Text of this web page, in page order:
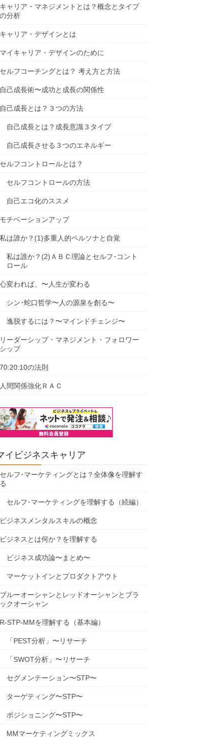
キャリア・マネジメントとは？概念とタイプ
の分析
キャリア・デザインとは
マイキャリア・デザインのために
セルフコーチングとは？ 考え方と方法
自己成長術〜成功と成長の関係性
自己成長とは？３つの方法
自己成長とは？成長意識３タイプ
自己成長させる３つのエネルギー
セルフコントロールとは？
セルフコントロールの方法
自己エコ化のススメ
モチベーションアップ
私は誰か？(1)多重人的ペルソナと自覚
私は誰か？(2)ＡＢＣ理論とセルフ･コント
ロール
心変われば、〜人生が変わる
シン･蛇口哲学〜人の源泉を創る〜
逸脱するには？〜マインドチェンジ〜
リーダーシップ・マネジメント・フォロワー
シップ
70:20:10の法則
人間関係強化ＲＡＣ
イビジネスキャリア
セルフ･マーケティングとは？全体像を理解す
る
セルフ･マーケティングを理解する（続編）
ビジネスメンタルスキルの概念
ビジネスとは何か？を理解する
ビジネス成功論〜まとめ〜
マーケットインとプロダクトアウト
ブルーオーシャンとレッドオーシャンとブラ
ックオーシャン
R-STP-MMを理解する（基本編）
「PEST分析」〜リサーチ
「SWOT分析」〜リサーチ
セグメンテーション〜STP〜
ターゲティング〜STP〜
ポジショニング〜STP〜
MMマーケティングミックス